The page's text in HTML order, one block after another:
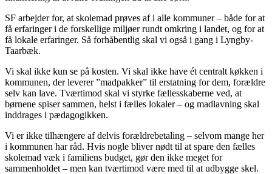
SF arbejder for, at skolemad prøves af i alle kommuner – både for at
få erfaringer i de forskellige miljøer rundt omkring i landet, og for at
få lokale erfaringer. Så forhåbentlig skal vi også i gang i Lyngby-
Taarbæk.
Vi skal ikke kun se på kosten. Vi skal ikke have ét centralt køkken i
kommunen, der leverer ”madpakker” til erstatning for dem, forældre
selv kan lave. Tværtimod skal vi styrke fællesskaberne ved, at
børnene spiser sammen, helst i fælles lokaler – og madlavning skal
inddrages i pædagogikken.
Vi er ikke tilhængere af delvis forældrebetaling – selvom mange her
i kommunen har råd. Hvis nogle bliver nødt til at spare den fælles
skolemad væk i familiens budget, gør den ikke meget for
sammenholdet – men kan tværtimod være med til at udbygge skel.